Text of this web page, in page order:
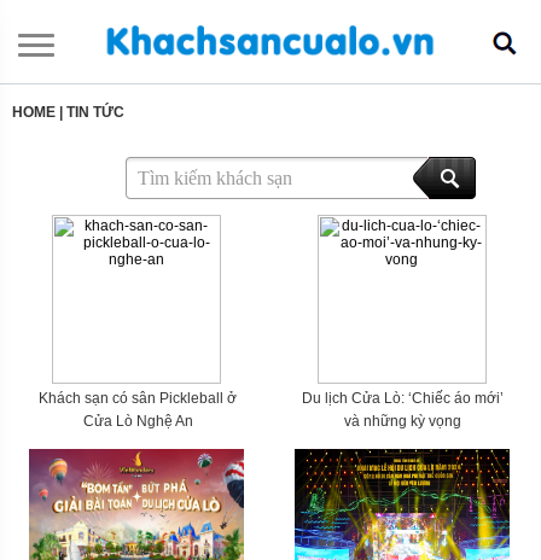
HOME| TIN TỨC
Khách sạn có sân Pickleball ở
Cửa Lò Nghệ An
Du lịch Cửa Lò: ‘Chiếc áo mới’
và những kỳ vọng